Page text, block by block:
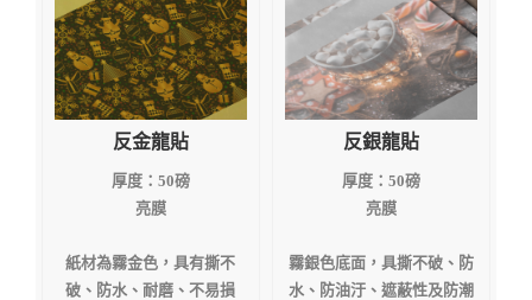
反金龍貼
厚度：50磅
亮膜
紙材為霧金色，具有撕不
破、防水、耐磨、不易損
反銀龍貼
厚度：50磅
亮膜
霧銀色底面，具撕不破、防
水、防油汙、遮蔽性及防潮